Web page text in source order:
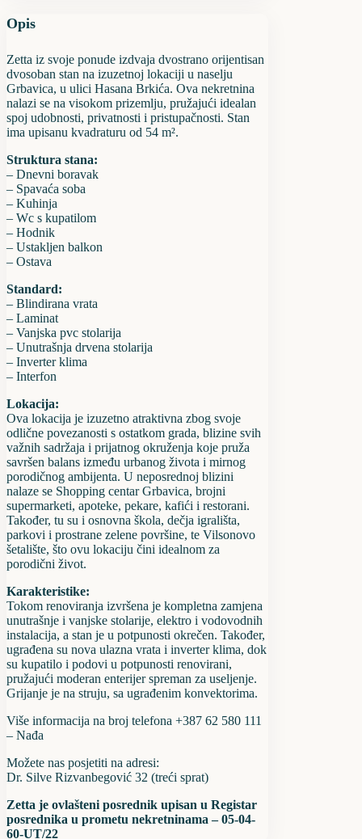
Opis
Zetta iz svoje ponude izdvaja dvostrano orijentisan
dvosoban stan na izuzetnoj lokaciji u naselju
Grbavica, u ulici Hasana Brkića. Ova nekretnina
nalazi se na visokom prizemlju, pružajući idealan
spoj udobnosti, privatnosti i pristupačnosti. Stan
ima upisanu kvadraturu od 54 m².
Struktura stana:
– Dnevni boravak
– Spavaća soba
– Kuhinja
– Wc s kupatilom
– Hodnik
– Ustakljen balkon
– Ostava
Standard:
– Blindirana vrata
– Laminat
– Vanjska pvc stolarija
– Unutrašnja drvena stolarija
– Inverter klima
– Interfon
Lokacija:
Ova lokacija je izuzetno atraktivna zbog svoje
odlične povezanosti s ostatkom grada, blizine svih
važnih sadržaja i prijatnog okruženja koje pruža
savršen balans između urbanog života i mirnog
porodičnog ambijenta. U neposrednoj blizini
nalaze se Shopping centar Grbavica, brojni
supermarketi, apoteke, pekare, kafići i restorani.
Također, tu su i osnovna škola, dečja igrališta,
parkovi i prostrane zelene površine, te Vilsonovo
šetalište, što ovu lokaciju čini idealnom za
porodični život.
Karakteristike:
Tokom renoviranja izvršena je kompletna zamjena
unutrašnje i vanjske stolarije, elektro i vodovodnih
instalacija, a stan je u potpunosti okrečen. Također,
ugrađena su nova ulazna vrata i inverter klima, dok
su kupatilo i podovi u potpunosti renovirani,
pružajući moderan enterijer spreman za useljenje.
Grijanje je na struju, sa ugrađenim konvektorima.
Više informacija na broj telefona +387 62 580 111
– Nađa
Možete nas posjetiti na adresi:
Dr. Silve Rizvanbegović 32 (treći sprat)
Zetta je ovlašteni posrednik upisan u Registar
posrednika u prometu nekretninama – 05-04-
60-UT/22